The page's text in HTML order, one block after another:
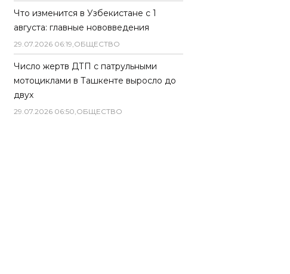
Что изменится в Узбекистане с 1
августа: главные нововведения
29.07.2026 06:19,ОБЩЕСТВО
Число жертв ДТП с патрульными
мотоциклами в Ташкенте выросло до
двух
29.07.2026 06:50,ОБЩЕСТВО